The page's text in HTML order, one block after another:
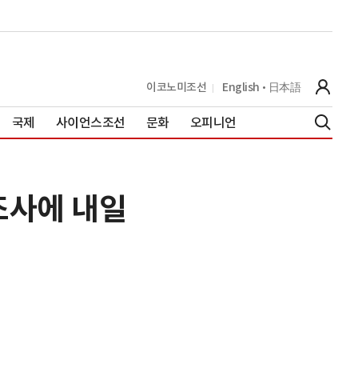
이코노미조선 English 日本語
국제 사이언스조선 문화 오피니언
에 내일